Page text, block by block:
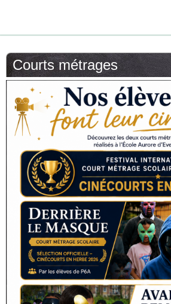
Courts métrages